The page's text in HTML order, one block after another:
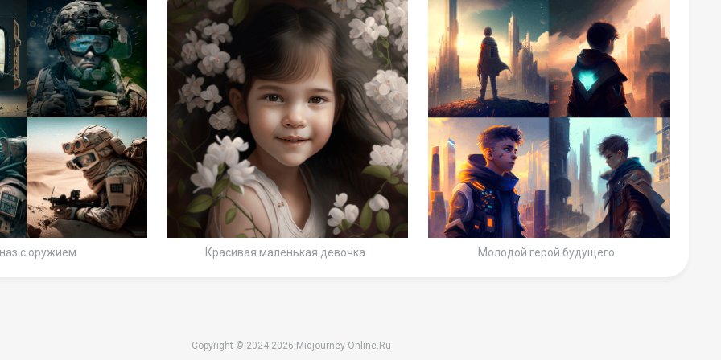
с оружием Красивая маленькая девочка Молодой герой будущего
Copyright © 2024-2026 Midjourney-Online.Ru